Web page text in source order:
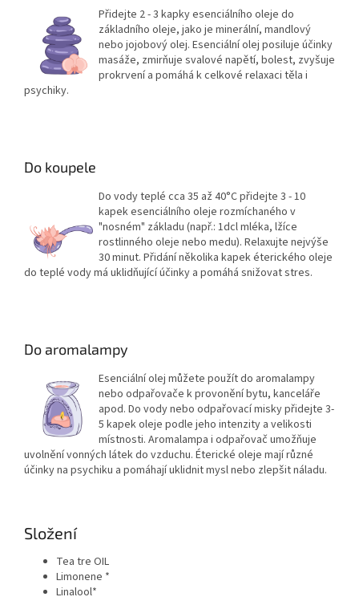
Přidejte 2 - 3 kapky esenciálního oleje do
základního oleje, jako je minerální, mandlový
nebo jojobový olej. Esenciální olej posiluje účinky
masáže, zmirňuje svalové napětí, bolest, zvyšuje
prokrvení a pomáhá k celkové relaxaci těla i
psychiky.
Do koupele
Do vody teplé cca 35 až 40°C přidejte 3 - 10
kapek esenciálního oleje rozmíchaného v
"nosném" základu (např.: 1dcl mléka, lžíce
rostlinného oleje nebo medu). Relaxujte nejvýše
30 minut. Přidání několika kapek éterického oleje
do teplé vody má uklidňující účinky a pomáhá snižovat stres.
Do aromalampy
Esenciální olej můžete použít do aromalampy
nebo odpařovače k provonění bytu, kanceláře
apod. Do vody nebo odpařovací misky přidejte 3-
5 kapek oleje podle jeho intenzity a velikosti
místnosti. Aromalampa i odpařovač umožňuje
uvolnění vonných látek do vzduchu. Éterické oleje mají různé
účinky na psychiku a pomáhají uklidnit mysl nebo zlepšit náladu.
Složení
Tea tre OIL
Limonene *
Linalool*